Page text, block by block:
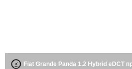
Fiat Grande Panda 1.2 Hybrid eDCT